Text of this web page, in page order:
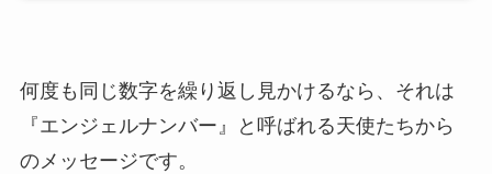
何度も同じ数字を繰り返し見かけるなら、それは
『エンジェルナンバー』と呼ばれる天使たちから
のメッセージです。